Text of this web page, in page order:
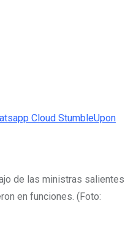
Cloud StumbleUpon
de las ministras salientes
en funciones. (Foto: